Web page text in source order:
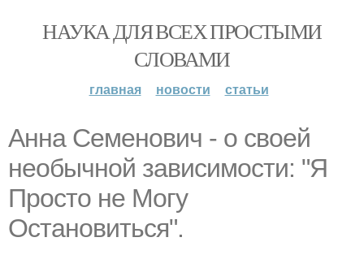
НАУКА ДЛЯ ВСЕХ ПРОСТЫМИ
СЛОВАМИ
главная новости статьи
Анна Семенович - о своей
необычной зависимости: "Я
Просто не Могу
Остановиться".